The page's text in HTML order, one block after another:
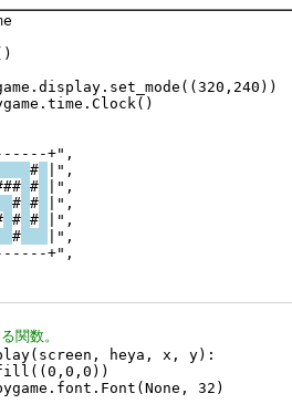
+",
#
|",
#
|",
# #
|",
# #
|",
#
|",
+",
関数。
heya, x, y):
32)